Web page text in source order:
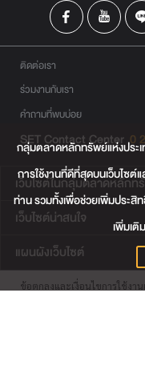
ติดต่อเรา
ร่วมงานกับเรา
คำถามที่พบบ่อย
SET Contact Center 0
เว็บไซต์ในกลุ่มตลาดหลัก
เว็บไซต์น่าสนใจ
แผนผังเว็บไซต์
ข้อตกลงและเงื่อนไขการใช้งาน
กลุ่มตลาดหลักทรัพย์แห่งประ
การใช้งานที่ดีที่สุดบนเว็บไซ
ท่าน รวมทั้งเพื่อช่วยเพิ่มประสิ
เพิ่มเติ